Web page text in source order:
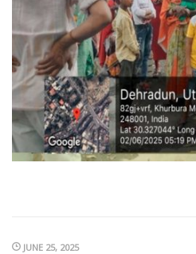
JUNE 25, 2025